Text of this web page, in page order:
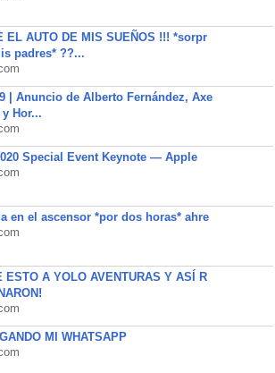
EL AUTO DE MIS SUEÑOS !!! *sorpr
padres* ??...
| Anuncio de Alberto Fernández, Axe
Hor...
Special Event Keynote — Apple
en el ascensor *por dos horas* ahre
ESTO A YOLO AVENTURAS Y ASÍ R
MI WHATSAPP